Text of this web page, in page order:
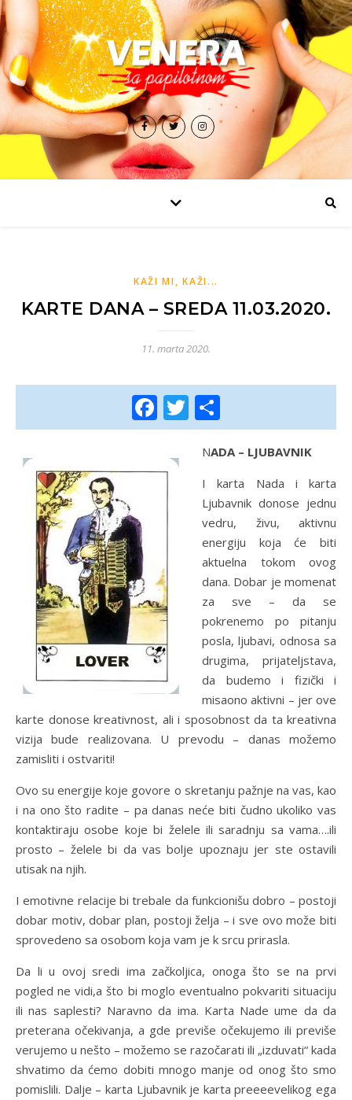
KAŽI MI, KAŽI...
KARTE DANA – SREDA 11.03.2020.
11. marta 2020.
Facebook
Twitter
NADA – LJUBAVNIK
I karta Nada i karta
Ljubavnik donose jednu
vedru, živu, aktivnu
energiju koja će biti
aktuelna tokom ovog
dana. Dobar je momenat
za sve – da se
pokrenemo po pitanju
posla, ljubavi, odnosa sa
drugima, prijateljstava,
da budemo i fizički i
misaono aktivni – jer ove
karte donose kreativnost, ali i sposobnost da ta kreativna
vizija bude realizovana. U prevodu – danas možemo
zamisliti i ostvariti!
Ovo su energije koje govore o skretanju pažnje na vas, kao
i na ono što radite – pa danas neće biti čudno ukoliko vas
kontaktiraju osobe koje bi želele ili saradnju sa vama….ili
prosto – želele bi da vas bolje upoznaju jer ste ostavili
utisak na njih.
I emotivne relacije bi trebale da funkcionišu dobro – postoji
dobar motiv, dobar plan, postoji želja – i sve ovo može biti
sprovedeno sa osobom koja vam je k srcu prirasla.
Da li u ovoj sredi ima začkoljica, onoga što se na prvi
pogled ne vidi,a što bi moglo eventualno pokvariti situaciju
ili nas saplesti? Naravno da ima. Karta Nade ume da da
preterana očekivanja, a gde previše očekujemo ili previše
verujemo u nešto – možemo se razočarati ili „izduvati“ kada
shvatimo da ćemo dobiti mnogo manje od onog što smo
pomislili. Dalje – karta Ljubavnik je karta preeeevelikog ega